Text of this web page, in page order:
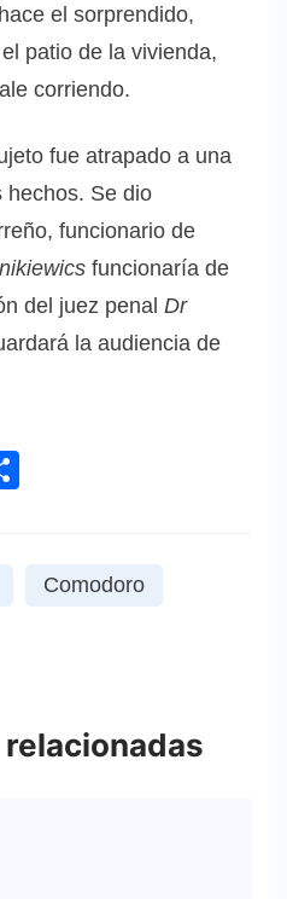
el sorprendido,
patio de la vivienda,
corriendo.
fue atrapado a una
hechos. Se dio
funcionario de
funcionaría de
del juez penal Dr
la audiencia de
Comodoro